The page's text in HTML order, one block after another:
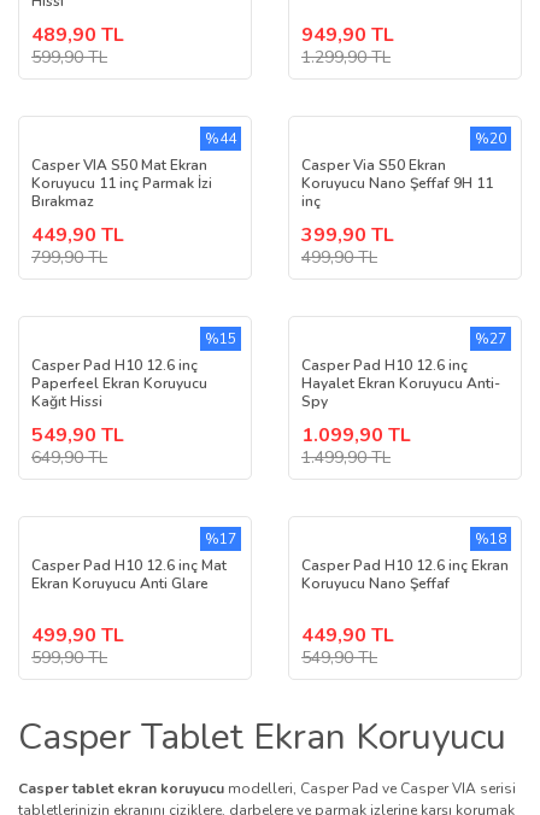
489,90 TL
599,90 TL
949,90 TL
1.299,90 TL
Casper VIA S50 Mat Ekran
Koruyucu 11 inç Parmak İzi
Bırakmaz
449,90 TL
799,90 TL
%44
Casper Via S50 Ekran
Koruyucu Nano Şeffaf 9H 11
inç
399,90 TL
499,90 TL
%20
Casper Pad H10 12.6 inç
Paperfeel Ekran Koruyucu
Kağıt Hissi
549,90 TL
649,90 TL
%15
Casper Pad H10 12.6 inç
Hayalet Ekran Koruyucu Anti-
Spy
1.099,90 TL
1.499,90 TL
%27
Casper Pad H10 12.6 inç Mat
Ekran Koruyucu Anti Glare
499,90 TL
599,90 TL
%17
Casper Pad H10 12.6 inç Ekran
Koruyucu Nano Şeffaf
449,90 TL
549,90 TL
%18
Casper Tablet Ekran Koruyucu
Casper tablet ekran koruyucu modelleri, Casper Pad ve Casper VIA serisi
tabletlerinizin ekranını çiziklere, darbelere ve parmak izlerine karşı korumak